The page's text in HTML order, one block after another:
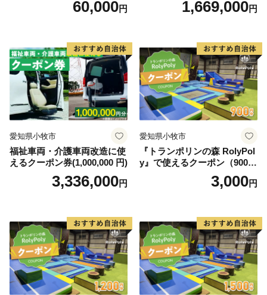
さと納税お問い合わせセンターへ電話もしくはメールに
・申し込まれたお礼の品と届いたお礼の品が異なってい
た場合
・お礼の品が破損している場合
・返品方法等については個別にご相談させていただきま
す。
ふるさと納税（寄附）をされた方に対し、心ばかりのお
ふるさと納税(寄附)をされた方が対象となります。
●お届けの日付指定はお受けしておりません。
●長期不在のご予定があれば備考欄にご記入ください。
●お申し込み後のお礼の品の変更は受けかねますので、
60,000円 1,669,000円
愛知県小牧市
福祉車両・介護車両改造に使
えるクーポン券(1,000,000 円)
3,336,000円
愛知県小牧市
『トランポリンの森 RolyPol
y』で使えるクーポン（900
3,000円